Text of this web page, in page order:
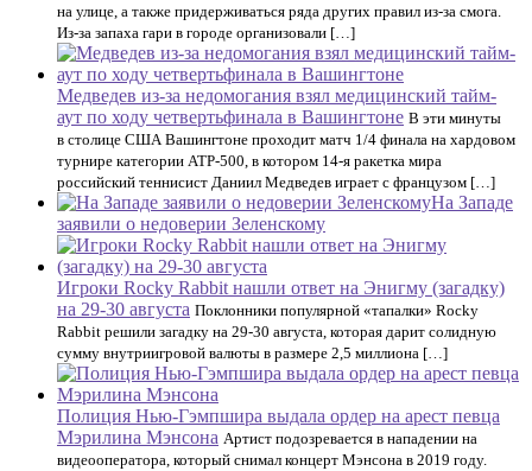
на улице, а также придерживаться ряда других правил из-за смога.
Из-за запаха гари в городе организовали […]
Медведев из-за недомогания взял медицинский тайм-
аут по ходу четвертьфинала в Вашингтоне В эти минуты
в столице США Вашингтоне проходит матч 1/4 финала на хардовом
турнире категории ATP-500, в котором 14-я ракетка мира
российский теннисист Даниил Медведев играет с французом […]
На Западе
заявили о недоверии Зеленскому
Игроки Rocky Rabbit нашли ответ на Энигму (загадку)
на 29-30 августа Поклонники популярной «тапалки» Rocky
Rabbit решили загадку на 29-30 августа, которая дарит солидную
сумму внутриигровой валюты в размере 2,5 миллиона […]
Полиция Нью-Гэмпшира выдала ордер на арест певца
Мэрилина Мэнсона Артист подозревается в нападении на
видеооператора, который снимал концерт Мэнсона в 2019 году.